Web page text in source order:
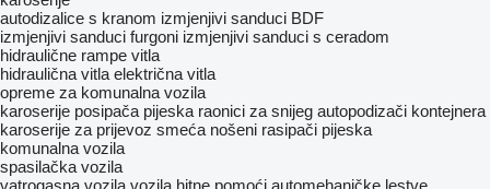
autodizalice s kranom izmjenjivi sanduci BDF
izmjenjivi sanduci furgoni izmjenjivi sanduci s ceradom
hidraulične rampe vitla
hidraulična vitla električna vitla
opreme za komunalna vozila
karoserije posipača pijeska raonici za snijeg autopodizači kontejnera
karoserije za prijevoz smeća nošeni rasipači pijeska
komunalna vozila
spasilačka vozila
vatrogasna vozila vozila hitne pomoći automehaničke lestve